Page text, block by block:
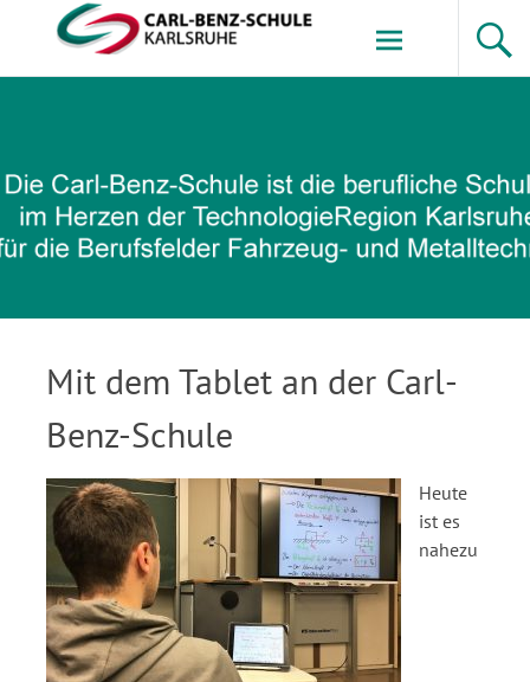
Zum
Inhalt
springen
Mit dem Tablet an der Carl-
Benz-Schule
Heute
ist es
nahezu